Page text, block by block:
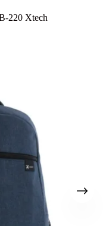
220 Xtech